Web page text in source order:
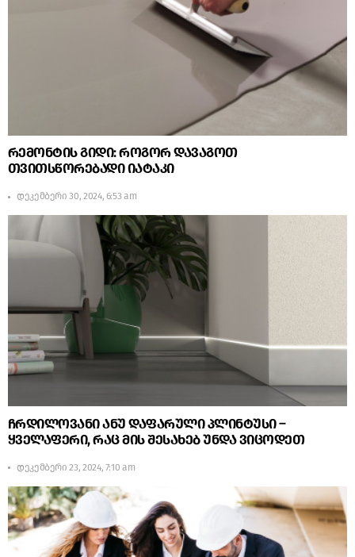
რემონტის გიდი: როგორ დავაგოთ
თვითსწორებადი იატაკი
დეკემბერი 30, 2024, 6:53 am
ჩრდილოვანი ანუ დაფარული პლინტუსი –
ყველაფერი, რაც მის შესახებ უნდა ვიცოდეთ
დეკემბერი 23, 2024, 7:10 am